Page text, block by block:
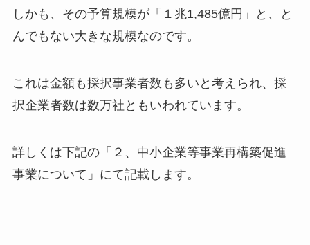
しかも、その予算規模が「１兆1,485億円」と、と
んでもない大きな規模なのです。
これは金額も採択事業者数も多いと考えられ、採
択企業者数は数万社ともいわれています。
詳しくは下記の「２、中小企業等事業再構築促進
事業について」にて記載します。